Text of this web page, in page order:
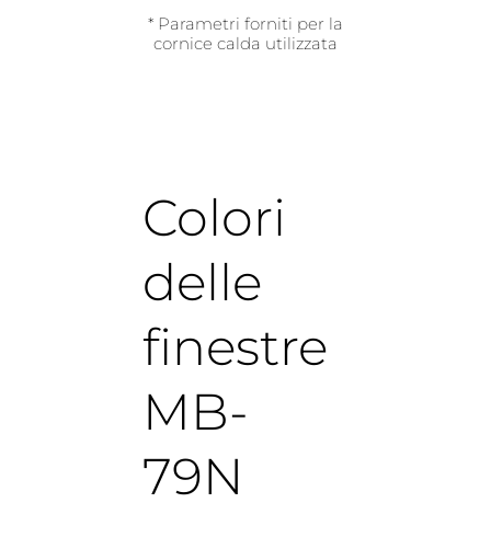
* Parametri forniti per la
cornice calda utilizzata
Colori
delle
finestre
MB-
79N